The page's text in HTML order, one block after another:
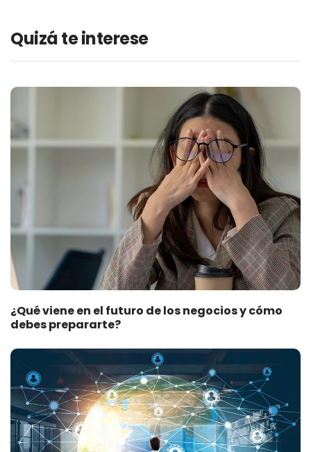
Quizá te interese
¿Qué viene en el futuro de los negocios y cómo
debes prepararte?